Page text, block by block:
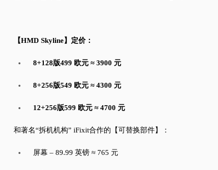
【HMD Skyline】定价：
8+128版499 欧元 ≈ 3900 元
8+256版549 欧元 ≈ 4300 元
12+256版599 欧元 ≈ 4700 元
和著名“拆机机构” iFixit合作的【可替换部件】：
屏幕 – 89.99 英镑 ≈ 765 元